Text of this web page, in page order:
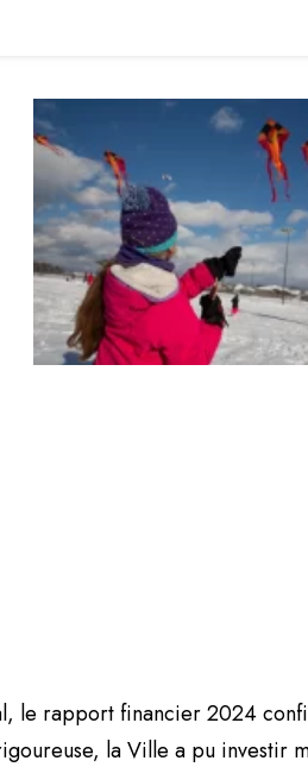
le rapport financier 2024
la Ville a pu investir